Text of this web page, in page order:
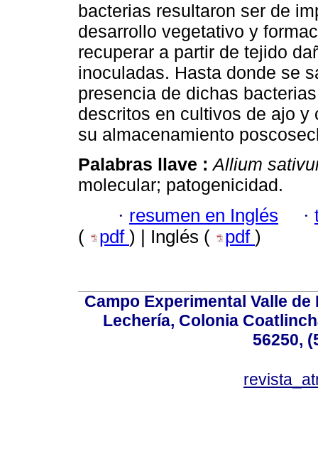
bacterias resultaron ser de
desarrollo vegetativo y
recuperar a partir de tejido
inoculadas. Hasta donde se
presencia de dichas
descritos en cultivos de ajo y
su almacenamiento
Palabras llave :Allium
molecular; patogenicidad.
· resumen en Inglés ·
(
pdf ) | Inglés ( pdf )
Campo Experimental Valle
Lechería, Colonia
56250,